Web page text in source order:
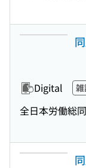
Digital
全日本労働総